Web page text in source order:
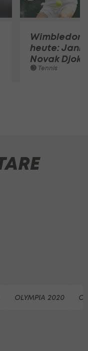
heute:
Novak
Tennis
OLYMPIA 2020